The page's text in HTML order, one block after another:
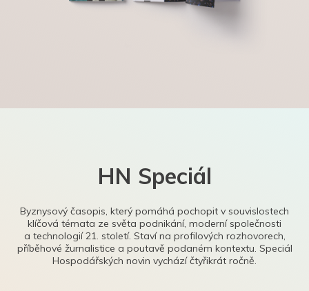
HN Speciál
Byznysový časopis, který pomáhá pochopit v souvislostech
klíčová témata ze světa podnikání, moderní společnosti
a technologií 21. století. Staví na profilových rozhovorech,
příběhové žurnalistice a poutavě podaném kontextu. Speciál
Hospodářských novin vychází čtyřikrát ročně.